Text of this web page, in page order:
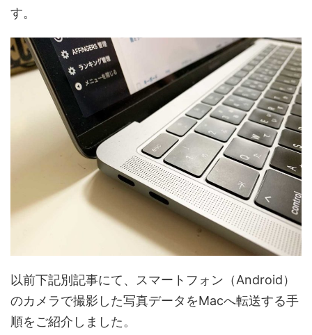
す。
以前下記別記事にて、スマートフォン（Android）
のカメラで撮影した写真データをMacへ転送する手
順をご紹介しました。